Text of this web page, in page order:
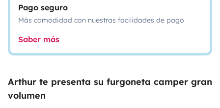
Pago seguro
Más comodidad con nuestras facilidades de pago
Saber más
Arthur te presenta su furgoneta camper gran
volumen